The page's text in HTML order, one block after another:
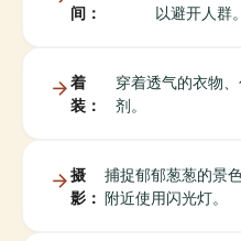
间：
以避开人群。
着
装：
穿着透气的衣物
剂。
摄
影：
捕捉郁郁葱葱的景
附近使用闪光灯。